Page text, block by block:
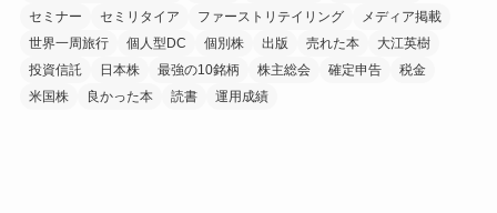
セミナー
セミリタイア ファーストリテイリング
メディア掲載
世界一周旅行
個人型DC 個別株 出版 売れた本
大江英樹
投資信託
日本株 最強の10銘柄 株主総会 確定申告
税金
米国株
良かった本 読書 運用成績